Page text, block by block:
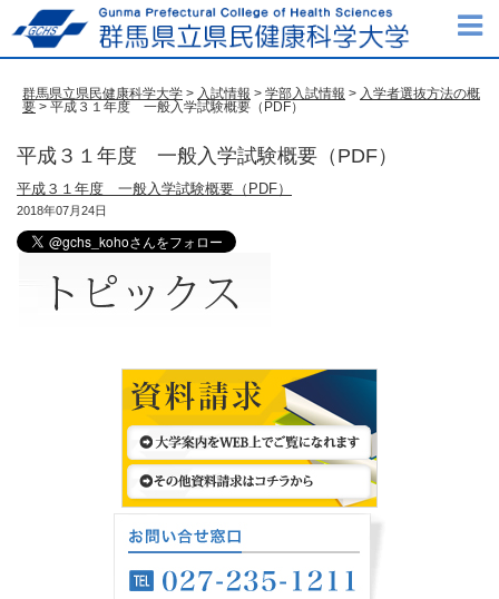
群馬県立県民健康科学大学 > 入試情報 > 学部入試情報 > 入学者選抜方法の概
要 > 平成３１年度 一般入学試験概要（PDF）
平成３１年度 一般入学試験概要（PDF）
平成３１年度 一般入学試験概要（PDF）
2018年07月24日